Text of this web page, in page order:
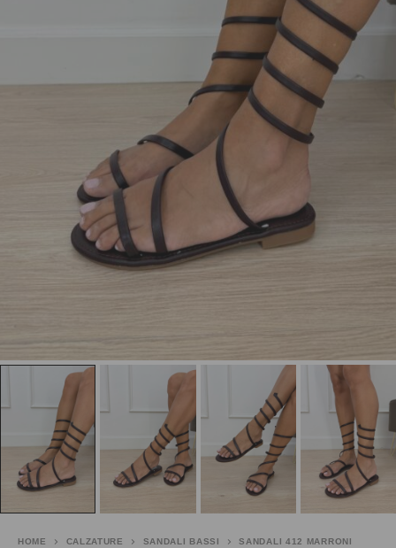
HOME CALZATURE SANDALI BASSI SANDALI 412 MARRONI